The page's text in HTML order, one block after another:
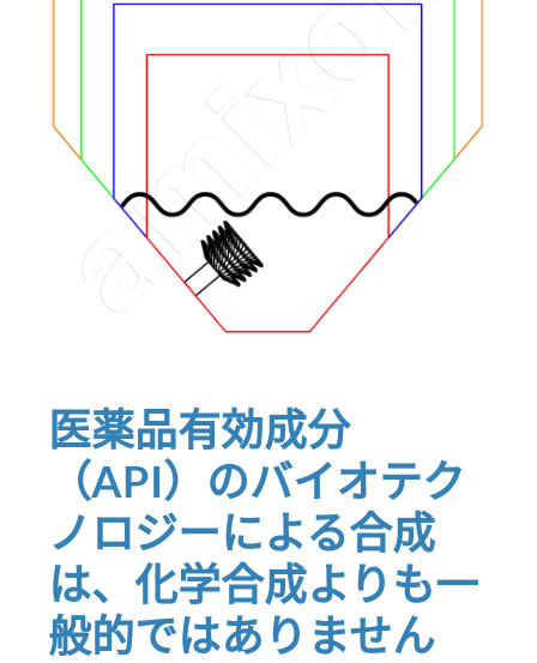
医薬品有効成分
（API）のバイオテク
ノロジーによる合成
は、化学合成よりも一
般的ではありません